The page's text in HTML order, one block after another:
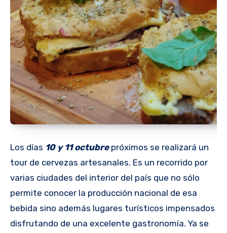
Los días 10 y 11 octubrepróximos se realizará un
tour de cervezas artesanales. Es un recorrido por
varias ciudades del interior del país que no sólo
permite conocer la producción nacional de esa
bebida sino además lugares turísticos impensados
disfrutando de una excelente gastronomía. Ya se